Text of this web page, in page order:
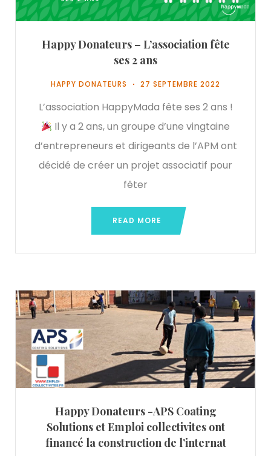
Happy Donateurs – L’association fête
ses 2 ans
HAPPY DONATEURS 27 SEPTEMBRE 2022
L’association HappyMada fête ses 2 ans !
Il y a 2 ans, un groupe d’une vingtaine
d’entrepreneurs et dirigeants de l’APM ont
décidé de créer un projet associatif pour
fêter
READ MORE
Happy Donateurs -APS Coating
Solutions et Emploi collectivites ont
financé la construction de l’internat